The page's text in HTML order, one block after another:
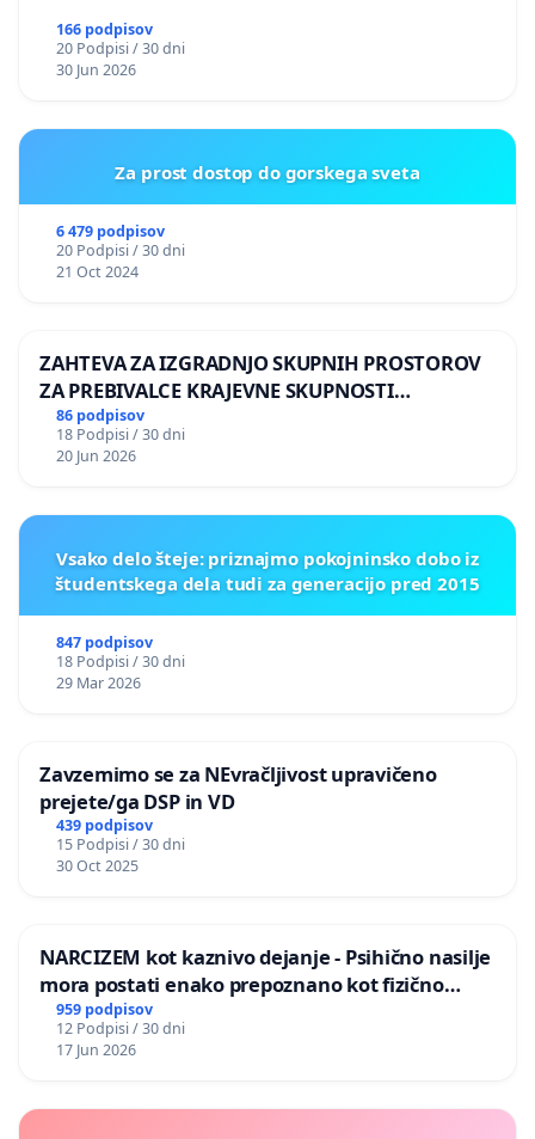
166 podpisov
20 Podpisi / 30 dni
30 Jun 2026
Za prost dostop do gorskega sveta
6 479 podpisov
20 Podpisi / 30 dni
21 Oct 2024
ZAHTEVA ZA IZGRADNJO SKUPNIH PROSTOROV
ZA PREBIVALCE KRAJEVNE SKUPNOSTI
PRESTRANEK
86 podpisov
18 Podpisi / 30 dni
20 Jun 2026
Vsako delo šteje: priznajmo pokojninsko dobo iz
študentskega dela tudi za generacijo pred 2015
847 podpisov
18 Podpisi / 30 dni
29 Mar 2026
Zavzemimo se za NEvračljivost upravičeno
prejete/ga DSP in VD
439 podpisov
15 Podpisi / 30 dni
30 Oct 2025
NARCIZEM kot kaznivo dejanje - Psihično nasilje
mora postati enako prepoznano kot fizično
nasilje
959 podpisov
12 Podpisi / 30 dni
17 Jun 2026